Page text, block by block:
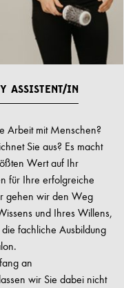
ASSISTENT/IN
Arbeit mit Menschen?
Sie aus? Es macht
Wert auf Ihr
für Ihre erfolgreiche
gehen wir den Weg
und Ihres Willens,
fachliche Ausbildung
an
wir Sie dabei nicht